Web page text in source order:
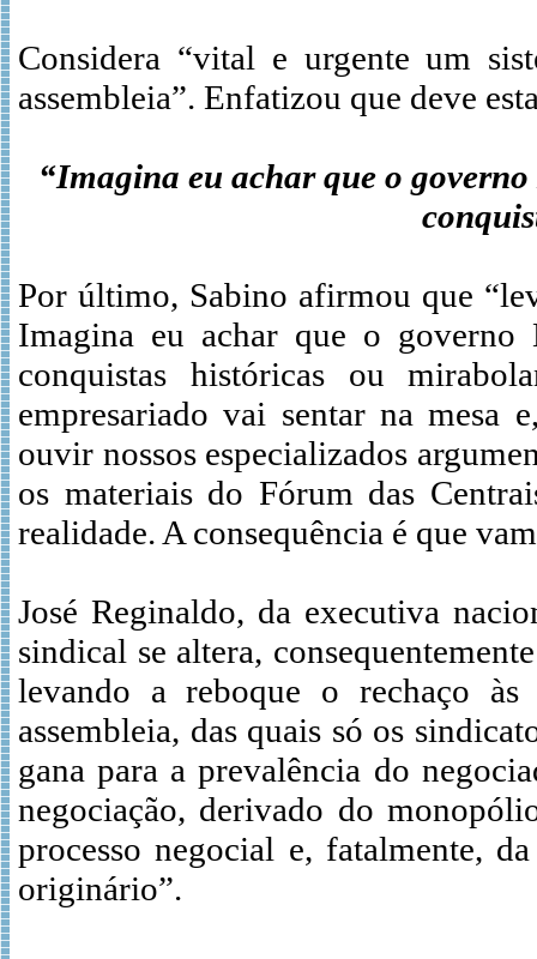
Considera “vital e urgente um
assembleia”. Enfatizou que deve
“Imagina eu achar que o
Por último, Sabino afirmou que
Imagina eu achar que o governo
conquistas históricas ou
empresariado vai sentar na mesa
ouvir nossos especializados
os materiais do Fórum das
realidade. A consequência é que
José Reginaldo, da executiva
sindical se altera,
levando a reboque o rechaço às
assembleia, das quais só os
gana para a prevalência do
negociação, derivado do
processo negocial e, fatalmente,
originário”.